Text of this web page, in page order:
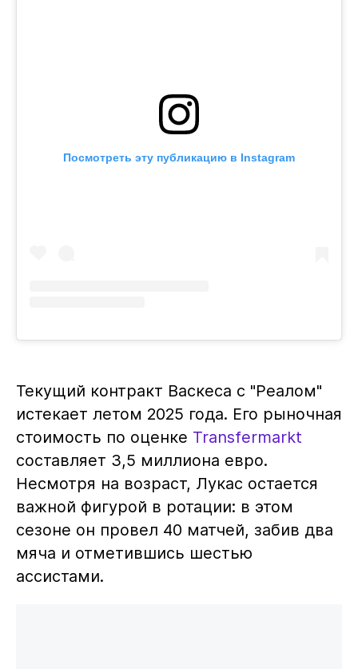
Посмотреть эту публикацию в Instagram
Текущий контракт Васкеса с "Реалом"
истекает летом 2025 года. Его рыночная
стоимость по оценке Transfermarkt
составляет 3,5 миллиона евро.
Несмотря на возраст, Лукас остается
важной фигурой в ротации: в этом
сезоне он провел 40 матчей, забив два
мяча и отметившись шестью
ассистами.